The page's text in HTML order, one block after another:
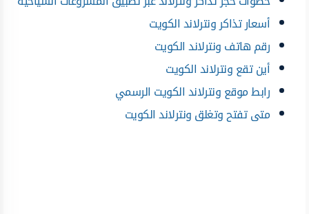
أسعار تذاكر ونترلاند الكويت
رقم هاتف ونترلاند الكويت
أين تقع ونترلاند الكويت
رابط موقع ونترلاند الكويت الرسمي
متى تفتح وتغلق ونترلاند الكويت